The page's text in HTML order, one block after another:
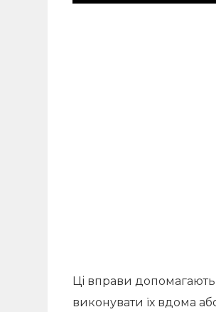
Ці вправи допомагають
виконувати їх вдома